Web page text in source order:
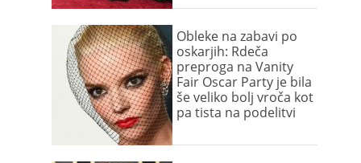
Obleke na zabavi po
oskarjih: Rdeča
preproga na Vanity
Fair Oscar Party je bila
še veliko bolj vroča kot
pa tista na podelitvi